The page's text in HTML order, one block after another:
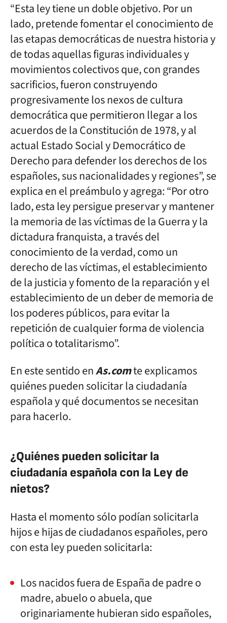
“Esta ley tiene un doble objetivo. Por un
lado, pretende fomentar el conocimiento de
las etapas democráticas de nuestra historia y
de todas aquellas figuras individuales y
movimientos colectivos que, con grandes
sacrificios, fueron construyendo
progresivamente los nexos de cultura
democrática que permitieron llegar a los
acuerdos de la Constitución de 1978, y al
actual Estado Social y Democrático de
Derecho para defender los derechos de los
españoles, sus nacionalidades y regiones”, se
explica en el preámbulo y agrega: “Por otro
lado, esta ley persigue preservar y mantener
la memoria de las víctimas de la Guerra y la
dictadura franquista, a través del
conocimiento de la verdad, como un
derecho de las víctimas, el establecimiento
de la justicia y fomento de la reparación y el
establecimiento de un deber de memoria de
los poderes públicos, para evitar la
repetición de cualquier forma de violencia
política o totalitarismo”.
En este sentido enAs.comte explicamos
quiénes pueden solicitar la ciudadanía
española y qué documentos se necesitan
para hacerlo.
¿Quiénes pueden solicitar la
ciudadanía española con la Ley de
nietos?
Hasta el momento sólo podían solicitarla
hijos e hijas de ciudadanos españoles, pero
con esta ley pueden solicitarla:
Los nacidos fuera de España de padre o
madre, abuelo o abuela, que
originariamente hubieran sido españoles,